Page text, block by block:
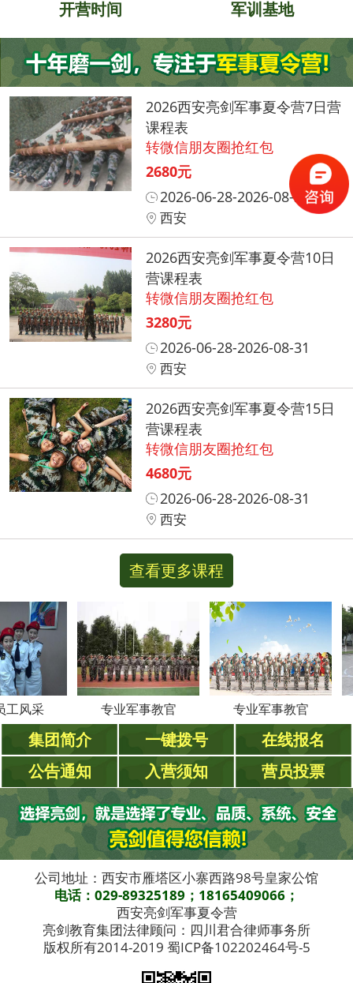
开营时间 军训基地
2026西安亮剑军事夏令营7日营
课程表
转微信朋友圈抢红包
2680元
2026-06-28-2026-08-31
西安
2026西安亮剑军事夏令营10日
营课程表
转微信朋友圈抢红包
3280元
2026-06-28-2026-08-31
西安
2026西安亮剑军事夏令营15日
营课程表
转微信朋友圈抢红包
4680元
2026-06-28-2026-08-31
西安
查看更多课程
专业军事教官 专业军事教官
集团简介 一键拨号
在线报名
公告通知
入营须知 营员投票
公司地址：西安市雁塔区小寨西路98号皇家公馆
电话：029-89325189；18165409066；
西安亮剑军事夏令营
亮剑教育集团法律顾问：四川君合律师事务所
版权所有2014-2019 蜀ICP备102202464号-5